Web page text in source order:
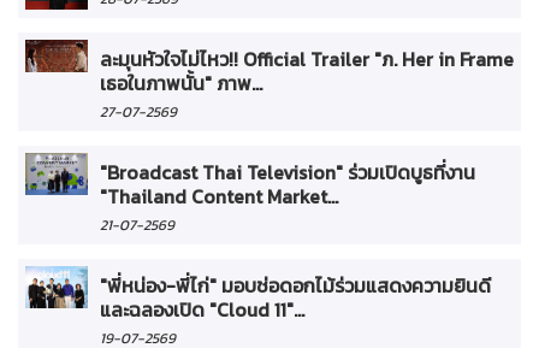
ละมุนหัวใจไม่ไหว!! Official Trailer "ภ. Her in Frame
เธอในภาพนั้น" ภาพ...
27-07-2569
"Broadcast Thai Television" ร่วมเปิดบูธที่งาน
"Thailand Content Market...
21-07-2569
"พี่หน่อง-พี่ไก่" มอบช่อดอกไม้ร่วมแสดงความยินดี
และฉลองเปิด "Cloud 11"...
19-07-2569